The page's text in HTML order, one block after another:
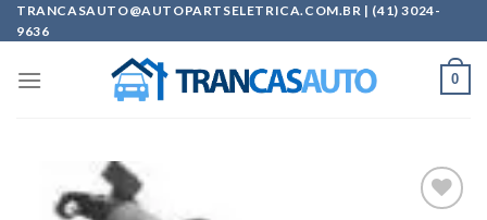
Skip
to
TRANCASAUTO@AUTOPARTSELETRICA.COM.BR | (41) 3024-
9636
0